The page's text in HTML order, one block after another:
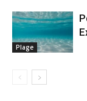
Plage